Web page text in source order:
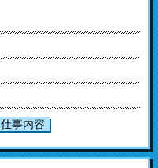
仕事内容